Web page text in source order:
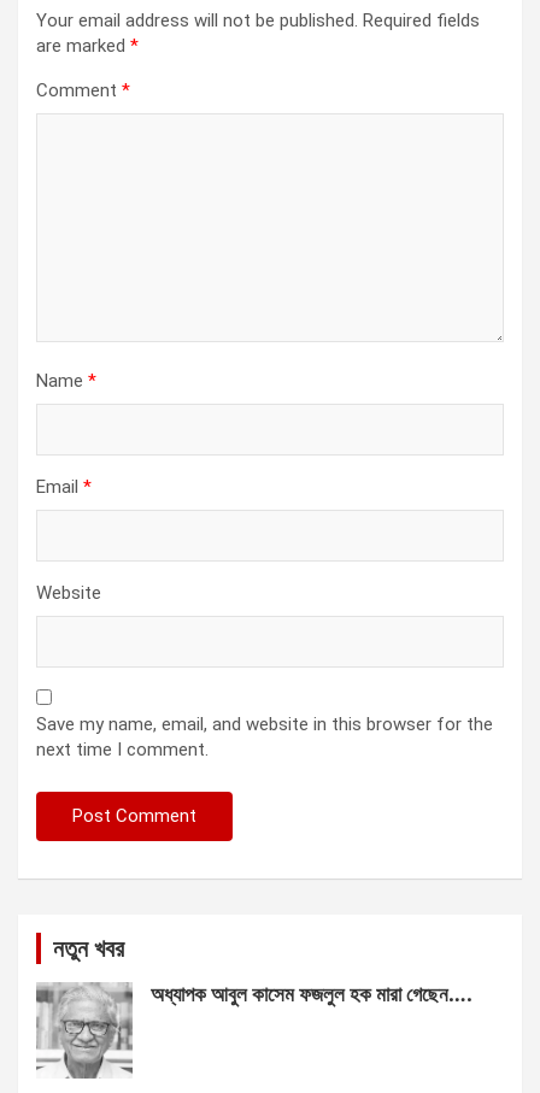
Your email address will not be published. Required fields
are marked *
Comment *
Name *
Email *
Website
Save my name, email, and website in this browser for the
next time I comment.
নতুন খবর
অধ্যাপক আবুল কাসেম ফজলুল হক মারা গেছেন….